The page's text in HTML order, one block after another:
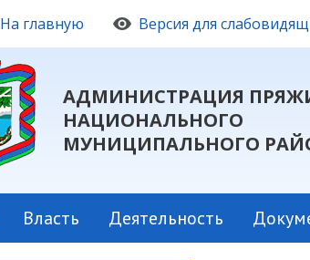
На главную Версия для
АДМИНИСТРАЦИЯ
НАЦИОНАЛЬНОГО
МУНИЦИПАЛЬНОГО
Власть Деятельность